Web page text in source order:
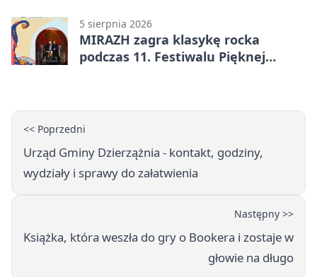
5 sierpnia 2026
MIRAZH zagra klasykę rocka
podczas 11. Festiwalu Pięknej
<< Poprzedni
Urząd Gminy Dzierzążnia - kontakt, godziny,
wydziały i sprawy do załatwienia
Następny >>
Książka, która weszła do gry o Bookera i zostaje w
głowie na długo